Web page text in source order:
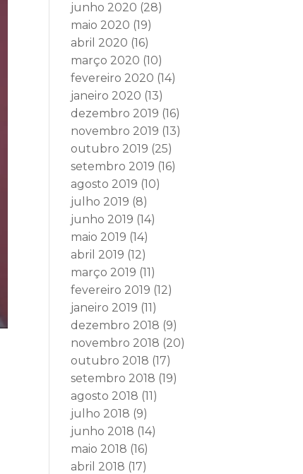
junho 2020 (28)
maio 2020 (19)
abril 2020 (16)
março 2020 (10)
fevereiro 2020 (14)
janeiro 2020 (13)
dezembro 2019 (16)
novembro 2019 (13)
outubro 2019 (25)
setembro 2019 (16)
agosto 2019 (10)
julho 2019 (8)
junho 2019 (14)
maio 2019 (14)
abril 2019 (12)
março 2019 (11)
fevereiro 2019 (12)
janeiro 2019 (11)
dezembro 2018 (9)
novembro 2018 (20)
outubro 2018 (17)
setembro 2018 (19)
agosto 2018 (11)
julho 2018 (9)
junho 2018 (14)
maio 2018 (16)
abril 2018 (17)